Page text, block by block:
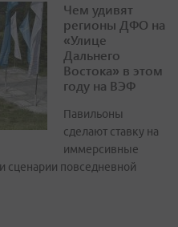
Чем удивят
регионы ДФО на
«Улице
Дальнего
Востока» в этом
году на ВЭФ
Павильоны
сделают ставку на
иммерсивные
сценарии повседневной